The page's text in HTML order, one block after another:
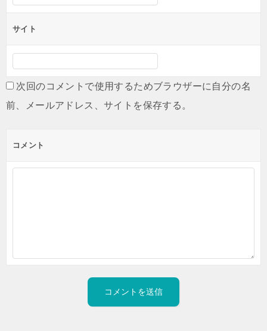
サイト
次回のコメントで使用するためブラウザーに自分の名
前、メールアドレス、サイトを保存する。
コメント